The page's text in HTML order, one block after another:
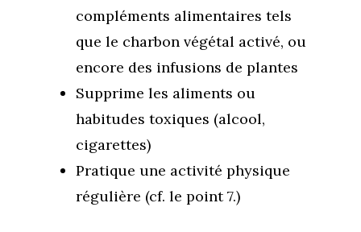
compléments alimentaires tels
que le charbon végétal activé, ou
encore des infusions de plantes
Supprime les aliments ou
habitudes toxiques (alcool,
cigarettes)
Pratique une activité physique
régulière (cf. le point 7.)